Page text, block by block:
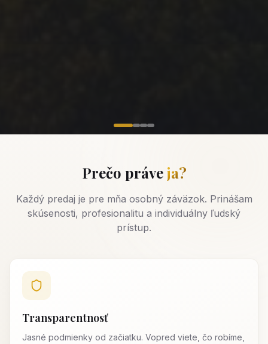
Prečo práveja?
Každý predaj je pre mňa osobný záväzok. Prinášam
skúsenosti, profesionalitu a individuálny ľudský
prístup.
Transparentnosť
Jasné podmienky od začiatku. Vopred viete, čo robíme,